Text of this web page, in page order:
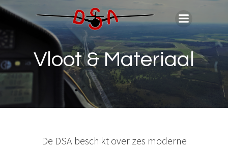
naar
inhoud
Vloot & Materiaal
De DSA beschikt over zes moderne